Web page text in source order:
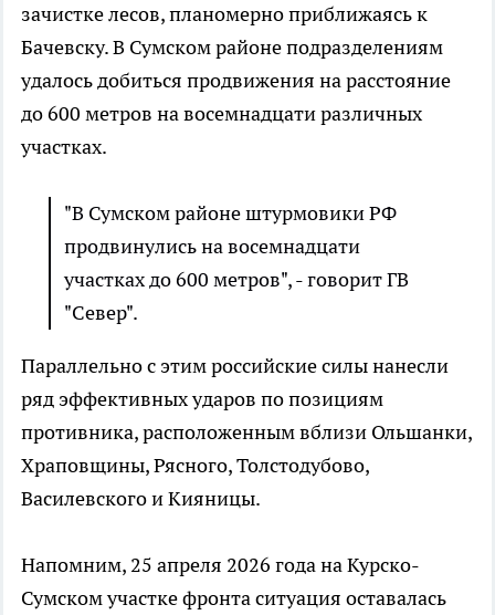
зачистке лесов, планомерно приближаясь к
Бачевску. В Сумском районе подразделениям
удалось добиться продвижения на расстояние
до 600 метров на восемнадцати различных
участках.
"В Сумском районе штурмовики РФ
продвинулись на восемнадцати
участках до 600 метров", - говорит ГВ
"Север".
Параллельно с этим российские силы нанесли
ряд эффективных ударов по позициям
противника, расположенным вблизи Ольшанки,
Храповщины, Рясного, Толстодубово,
Василевского и Кияницы.
Напомним, 25 апреля 2026 года на Курско-
Сумском участке фронта ситуация оставалась